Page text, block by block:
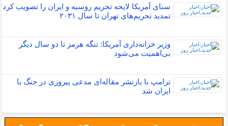
سنای آمریکا لایحه تحریم روسیه و ایران را تصویب کرد؛
تمدید تحریم‌های تهران تا سال ۲۰۳۱
وزیر خزانه‌داری آمریکا: تنگه هرمز تا دو سال دیگر
بی‌اهمیت می‌شود
ترامپ با بازنشر مقاله‌ای مدعی پیروزی در جنگ با
ایران شد